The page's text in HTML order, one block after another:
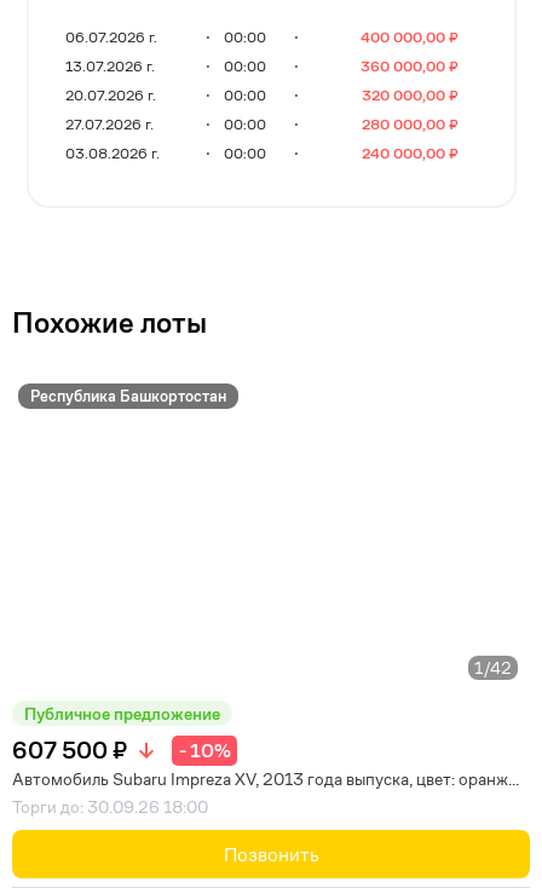
06.07.2026 г. ⋅ 00:00 ⋅
400 000,00 ₽
13.07.2026 г.
⋅ 00:00 ⋅
360 000,00 ₽
20.07.2026 г.
⋅ 00:00 ⋅
320 000,00 ₽
27.07.2026 г.
⋅ 00:00 ⋅
280 000,00 ₽
03.08.2026 г.
⋅ 00:00 ⋅ 240 000,00 ₽
Похожие лоты
Республика Башкортостан
1/42
Публичное предложение
607 500 ₽ - 10%
Автомобиль Subaru Impreza XV, 2013 года выпуска, цвет: оранж...
Торги до: 30.09.26 18:00
Позвонить